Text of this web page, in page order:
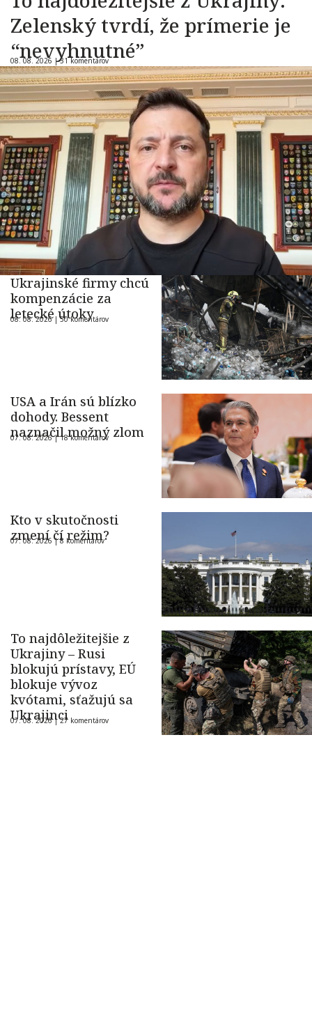
Zelenský tvrdí, že prímerie je
“nevyhnutné”
08. 08. 2026 |31 komentárov
Ukrajinské firmy chcú
kompenzácie za
letecké útoky
08. 08. 2026 |50 komentárov
USA a Irán sú blízko
dohody. Bessent
naznačil možný zlom
07. 08. 2026 |18 komentárov
Kto v skutočnosti
zmení čí režim?
07. 08. 2026 |8 komentárov
To najdôležitejšie z
Ukrajiny – Rusi
blokujú prístavy, EÚ
blokuje vývoz
kvótami, sťažujú sa
Ukrajinci
07. 08. 2026 |27 komentárov